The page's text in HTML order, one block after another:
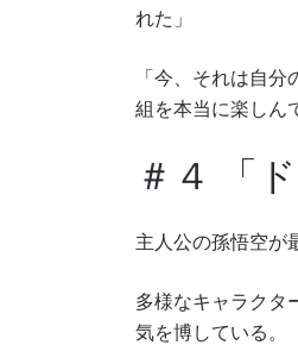
れた」
「今、それは自
組を本当に楽しん
＃４ 「
主人公の孫悟空が
多様なキャラクタ
気を博している。